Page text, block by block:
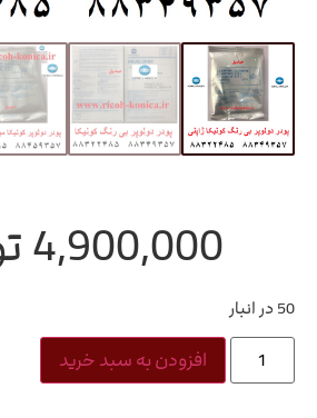
4,900,000
50 در انبار
افزودن به سبد خرید